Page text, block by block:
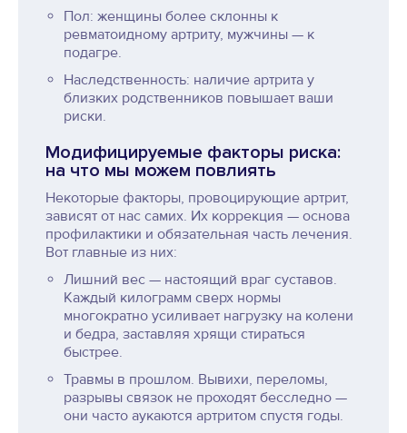
Пол: женщины более склонны к
ревматоидному артриту, мужчины — к
подагре.
Наследственность: наличие артрита у
близких родственников повышает ваши
риски.
Модифицируемые факторы риска:
на что мы можем повлиять
Некоторые факторы, провоцирующие артрит,
зависят от нас самих. Их коррекция — основа
профилактики и обязательная часть лечения.
Вот главные из них:
Лишний вес — настоящий враг суставов.
Каждый килограмм сверх нормы
многократно усиливает нагрузку на колени
и бедра, заставляя хрящи стираться
быстрее.
Травмы в прошлом. Вывихи, переломы,
разрывы связок не проходят бесследно —
они часто аукаются артритом спустя годы.